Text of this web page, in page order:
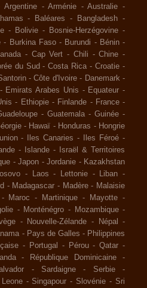
Argentine -Arménie -Australie -
- Baléares - Bangladesh -
- Bolivie - Bosnie-Herzégovine -
- Burkina Faso - Burundi - Bénin -
- Cap Vert - Chili -Chine -
du Sud -Costa Rica -Croatie -
-Côte d'Ivoire - Danemark -
- Emirats Arabes Unis - Equateur -
- Ethiopie - Finlande - France -
- Guatemala - Guinée -
- Hawaï - Honduras - Hongrie
- Iles Canaries - Iles Féroé -
- Islande -
Israël & Territoires
- Japon - Jordanie - Kazakhstan
- Laos - Lettonie - Liban -
- Madagascar - Madère - Malaisie
- Maroc - Martinique - Mayotte -
- Monténégro - Mozambique -
- Nouvelle-Zélande - Népal
-
- Pays de Galles - Philippines
- Portugal - Pérou -Qatar -
- République Dominicaine
-
- Sardaigne - Serbie
-
- Singapour - Slovénie - Sri